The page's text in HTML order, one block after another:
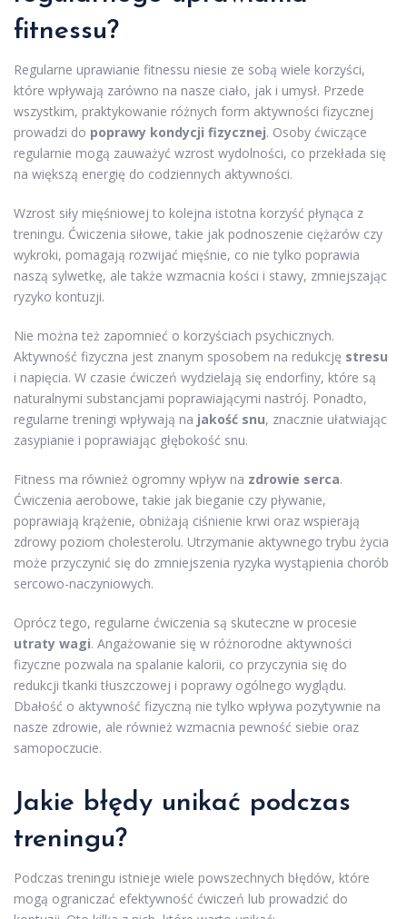
fitnessu?
Regularne uprawianie fitnessu niesie ze sobą wiele korzyści,
które wpływają zarówno na nasze ciało, jak i umysł. Przede
wszystkim, praktykowanie różnych form aktywności fizycznej
prowadzi do poprawy kondycji fizycznej. Osoby ćwiczące
regularnie mogą zauważyć wzrost wydolności, co przekłada się
na większą energię do codziennych aktywności.
Wzrost siły mięśniowej to kolejna istotna korzyść płynąca z
treningu. Ćwiczenia siłowe, takie jak podnoszenie ciężarów czy
wykroki, pomagają rozwijać mięśnie, co nie tylko poprawia
naszą sylwetkę, ale także wzmacnia kości i stawy, zmniejszając
ryzyko kontuzji.
Nie można też zapomnieć o korzyściach psychicznych.
Aktywność fizyczna jest znanym sposobem na redukcję stresu
i napięcia. W czasie ćwiczeń wydzielają się endorfiny, które są
naturalnymi substancjami poprawiającymi nastrój. Ponadto,
regularne treningi wpływają na jakość snu, znacznie ułatwiając
zasypianie i poprawiając głębokość snu.
Fitness ma również ogromny wpływ na zdrowie serca.
Ćwiczenia aerobowe, takie jak bieganie czy pływanie,
poprawiają krążenie, obniżają ciśnienie krwi oraz wspierają
zdrowy poziom cholesterolu. Utrzymanie aktywnego trybu życia
może przyczynić się do zmniejszenia ryzyka wystąpienia chorób
sercowo-naczyniowych.
Oprócz tego, regularne ćwiczenia są skuteczne w procesie
utraty wagi. Angażowanie się w różnorodne aktywności
fizyczne pozwala na spalanie kalorii, co przyczynia się do
redukcji tkanki tłuszczowej i poprawy ogólnego wyglądu.
Dbałość o aktywność fizyczną nie tylko wpływa pozytywnie na
nasze zdrowie, ale również wzmacnia pewność siebie oraz
samopoczucie.
Jakie błędy unikać podczas
treningu?
Podczas treningu istnieje wiele powszechnych błędów, które
mogą ograniczać efektywność ćwiczeń lub prowadzić do